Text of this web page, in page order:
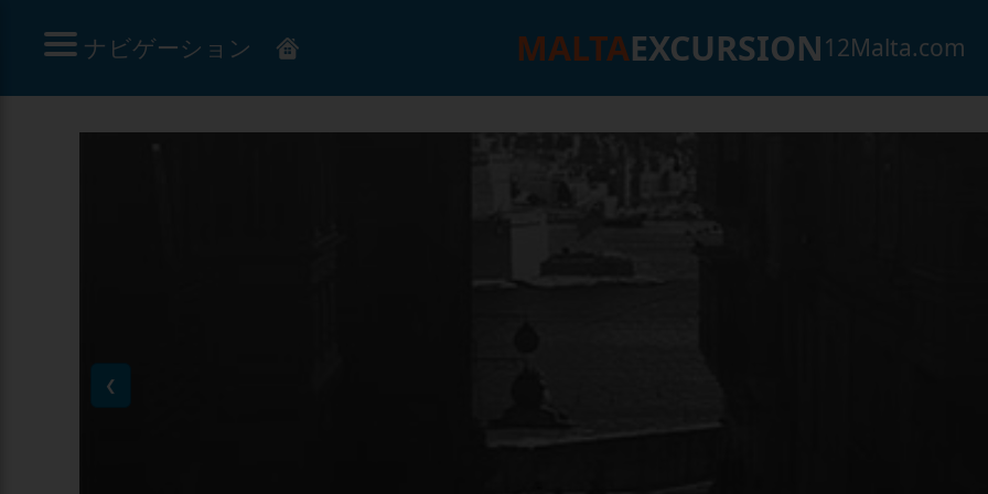
ナビゲーション MALTAEXCURSION12Malta.com
❮